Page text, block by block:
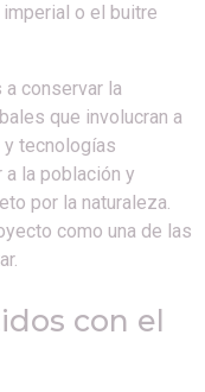
o el buitre
conservar la
que involucran a
tecnologías
la población y
por la naturaleza.
como una de las
con el